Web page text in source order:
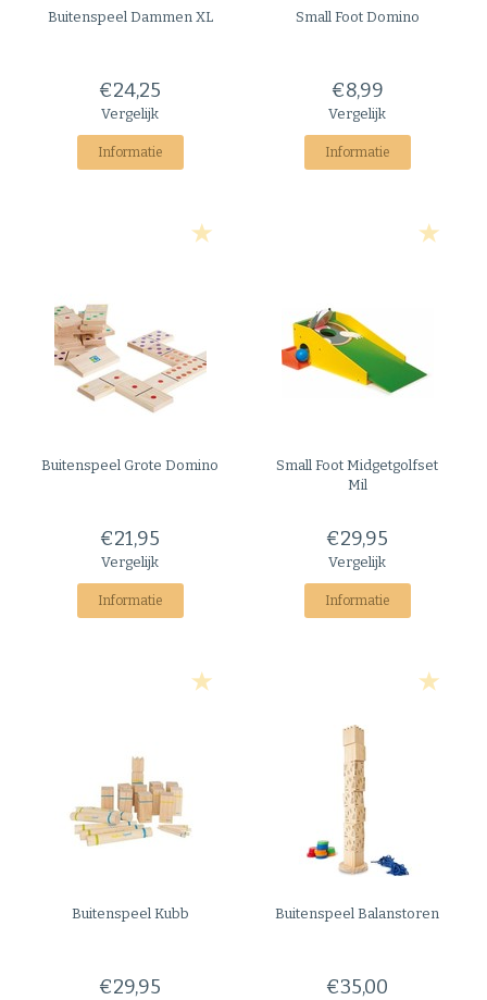
BuitenspeelDammen XL
€24,25
Vergelijk
Informatie
Small FootDomino
€8,99
Vergelijk
Informatie
Buitenspeel Grote Domino
€21,95
Vergelijk
Informatie
Small Foot Midgetgolfset
Mil
€29,95
Vergelijk
Informatie
BuitenspeelKubb
€29,95
Buitenspeel Balanstoren
€35,00